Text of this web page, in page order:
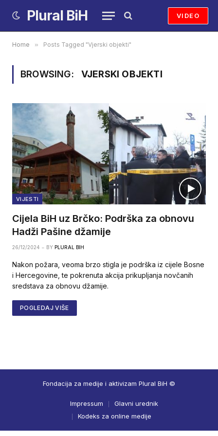
Plural BiH VIDEO
Home » Posts Tagged "Vjerski objekti"
BROWSING: VJERSKI OBJEKTI
VIJESTI
Cijela BiH uz Brčko: Podrška za obnovu
Hadži Pašine džamije
26/12/2024 BY PLURAL BIH
Nakon požara, veoma brzo stigla je podrška iz cijele Bosne
i Hercegovine, te pokrenuta akcija prikupljanja novčanih
sredstava za obnovu džamije.
POGLEDAJ VIŠE
Fondacija za medije i aktivizam Plural BiH ©
Impressum
Glavni urednik
Kodeks za online medije